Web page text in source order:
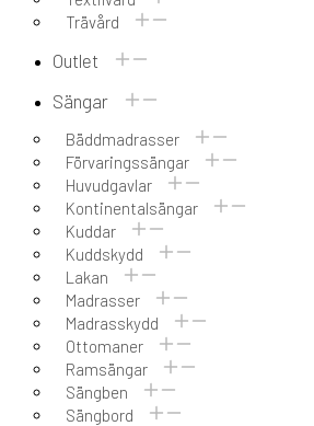
Trävård
Outlet
Sängar
Bäddmadrasser
Förvaringssängar
Huvudgavlar
Kontinentalsängar
Kuddar
Kuddskydd
Lakan
Madrasser
Madrasskydd
Ottomaner
Ramsängar
Sängben
Sängbord